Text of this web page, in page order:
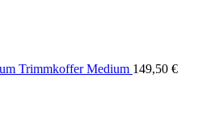
Trimmkoffer Medium 149,50 €